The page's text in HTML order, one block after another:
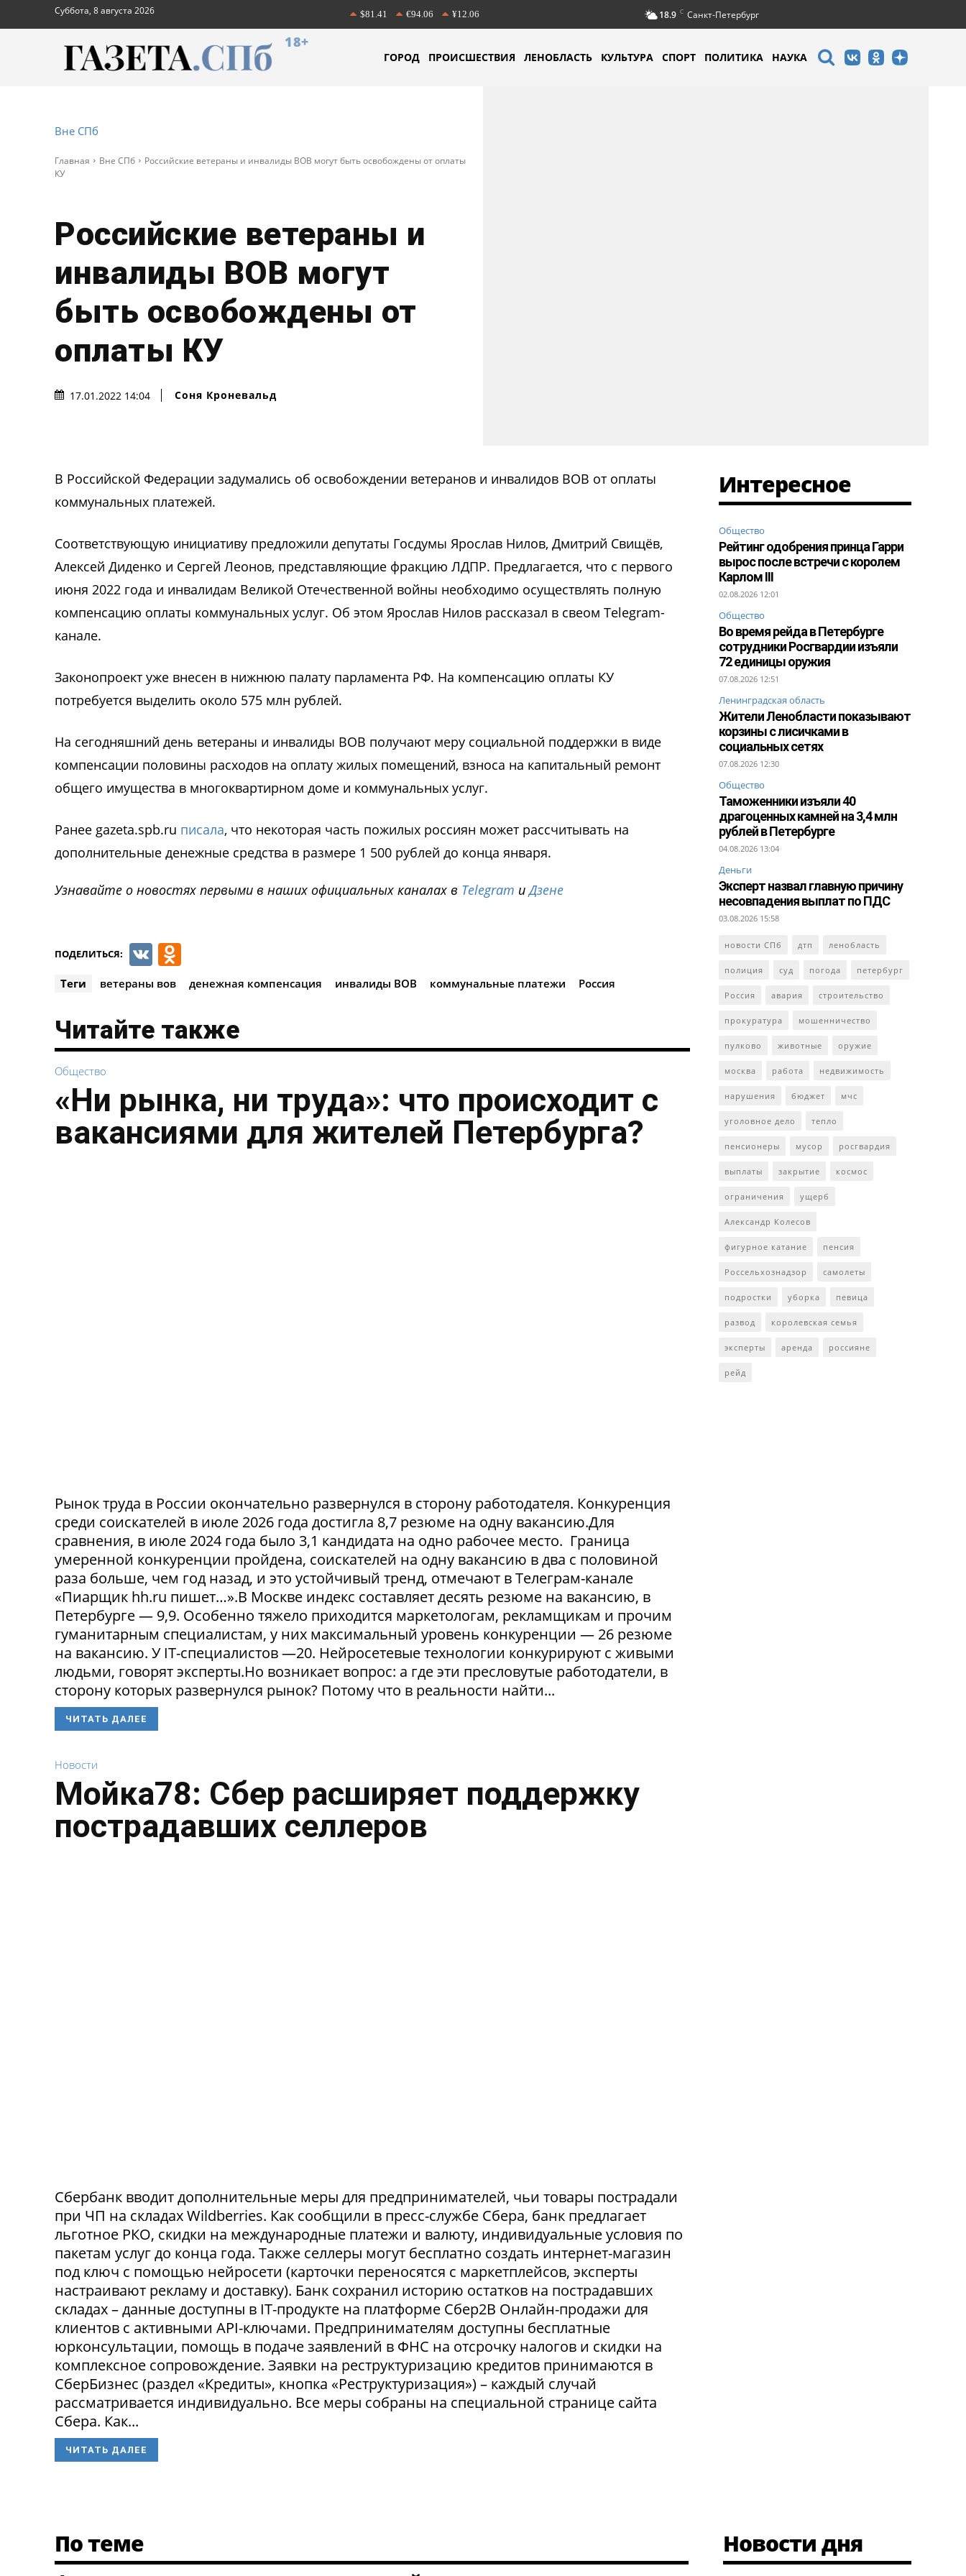
Суббота, 8 августа 2026 $81.41 €94.06 ¥12.06 18.9 C Санкт-Петербург
18+
ГОРОД ПРОИСШЕСТВИЯ ЛЕНОБЛАСТЬ КУЛЬТУРА СПОРТ ПОЛИТИКА НАУКА
Вне СПб
Главная Вне СПб
Российские ветераны и инвалиды ВОВ могут быть освобождены от оплаты
КУ
Российские ветераны и
инвалиды ВОВ могут
быть освобождены от
оплаты КУ
17.01.2022 14:04 Соня Кроневальд
В Российской Федерации задумались об освобождении ветеранов и инвалидов ВОВ от оплаты
коммунальных платежей.
Соответствующую инициативу предложили депутаты Госдумы Ярослав Нилов, Дмитрий Свищёв,
Алексей Диденко и Сергей Леонов, представляющие фракцию ЛДПР. Предлагается, что с первого
июня 2022 года и инвалидам Великой Отечественной войны необходимо осуществлять полную
компенсацию оплаты коммунальных услуг. Об этом Ярослав Нилов рассказал в свеом Telegram-
канале.
Законопроект уже внесен в нижнюю палату парламента РФ. На компенсацию оплаты КУ
потребуется выделить около 575 млн рублей.
На сегодняшний день ветераны и инвалиды ВОВ получают меру социальной поддержки в виде
компенсации половины расходов на оплату жилых помещений, взноса на капитальный ремонт
общего имущества в многоквартирном доме и коммунальных услуг.
Ранее gazeta.spb.ru писала, что некоторая часть пожилых россиян может рассчитывать на
дополнительные денежные средства в размере 1 500 рублей до конца января.
Узнавайте о новостях первыми в наших официальных каналах в Telegram иДзене
ПОДЕЛИТЬСЯ: VK
Теги ветераны вов денежная компенсация инвалиды ВОВ коммунальные платежи Россия
Читайте также
Общество
«Ни рынка, ни труда»: что происходит с
вакансиями для жителей Петербурга?
Рынок труда в России окончательно развернулся в сторону работодателя. Конкуренция
среди соискателей в июле 2026 года достигла 8,7 резюме на одну вакансию.Для
сравнения, в июле 2024 года было 3,1 кандидата на одно рабочее место. Граница
умеренной конкуренции пройдена, соискателей на одну вакансию в два с половиной
раза больше, чем год назад, и это устойчивый тренд, отмечают в Телеграм-канале
«Пиарщик hh.ru пишет…».В Москве индекс составляет десять резюме на вакансию, в
Петербурге — 9,9. Особенно тяжело приходится маркетологам, рекламщикам и прочим
гуманитарным специалистам, у них максимальный уровень конкуренции — 26 резюме
на вакансию. У IT-специалистов —20. Нейросетевые технологии конкурируют с живыми
людьми, говорят эксперты.Но возникает вопрос: а где эти пресловутые работодатели, в
сторону которых развернулся рынок? Потому что в реальности найти...
ЧИТАТЬ ДАЛЕЕ
Новости
Мойка78: Сбер расширяет поддержку
пострадавших селлеров
Сбербанк вводит дополнительные меры для предпринимателей, чьи товары пострадали
при ЧП на складах Wildberries. Как сообщили в пресс-службе Сбера, банк предлагает
льготное РКО, скидки на международные платежи и валюту, индивидуальные условия по
пакетам услуг до конца года. Также селлеры могут бесплатно создать интернет-магазин
под ключ с помощью нейросети (карточки переносятся с маркетплейсов, эксперты
настраивают рекламу и доставку). Банк сохранил историю остатков на пострадавших
складах – данные доступны в IT-продукте на платформе Сбер2В Онлайн-продажи для
клиентов с активными API-ключами. Предпринимателям доступны бесплатные
юрконсультации, помощь в подаче заявлений в ФНС на отсрочку налогов и скидки на
комплексное сопровождение. Заявки на реструктуризацию кредитов принимаются в
СберБизнес (раздел «Кредиты», кнопка «Реструктуризация») – каждый случай
рассматривается индивидуально. Все меры собраны на специальной странице сайта
Сбера. Как...
ЧИТАТЬ ДАЛЕЕ
Интересное
Общество
Рейтинг одобрения принца Гарри
вырос после встречи с королем
Карлом III
02.08.2026 12:01
Общество
Во время рейда в Петербурге
сотрудники Росгвардии изъяли
72 единицы оружия
07.08.2026 12:51
Ленинградская область
Жители Ленобласти показывают
корзины с лисичками в
социальных сетях
07.08.2026 12:30
Общество
Таможенники изъяли 40
драгоценных камней на 3,4 млн
рублей в Петербурге
04.08.2026 13:04
Деньги
Эксперт назвал главную причину
несовпадения выплат по ПДС
03.08.2026 15:58
новости СПб дтп ленобласть
полиция суд погода петербург
Россия авария строительство
прокуратура мошенничество
пулково животные оружие
москва работа недвижимость
нарушения бюджет мчс
уголовное дело тепло
пенсионеры мусор росгвардия
выплаты закрытие космос
ограничения ущерб
Александр Колесов
фигурное катание пенсия
Россельхознадзор самолеты
подростки уборка певица
развод королевская семья
эксперты аренда россияне
рейд
Новости дня
По теме